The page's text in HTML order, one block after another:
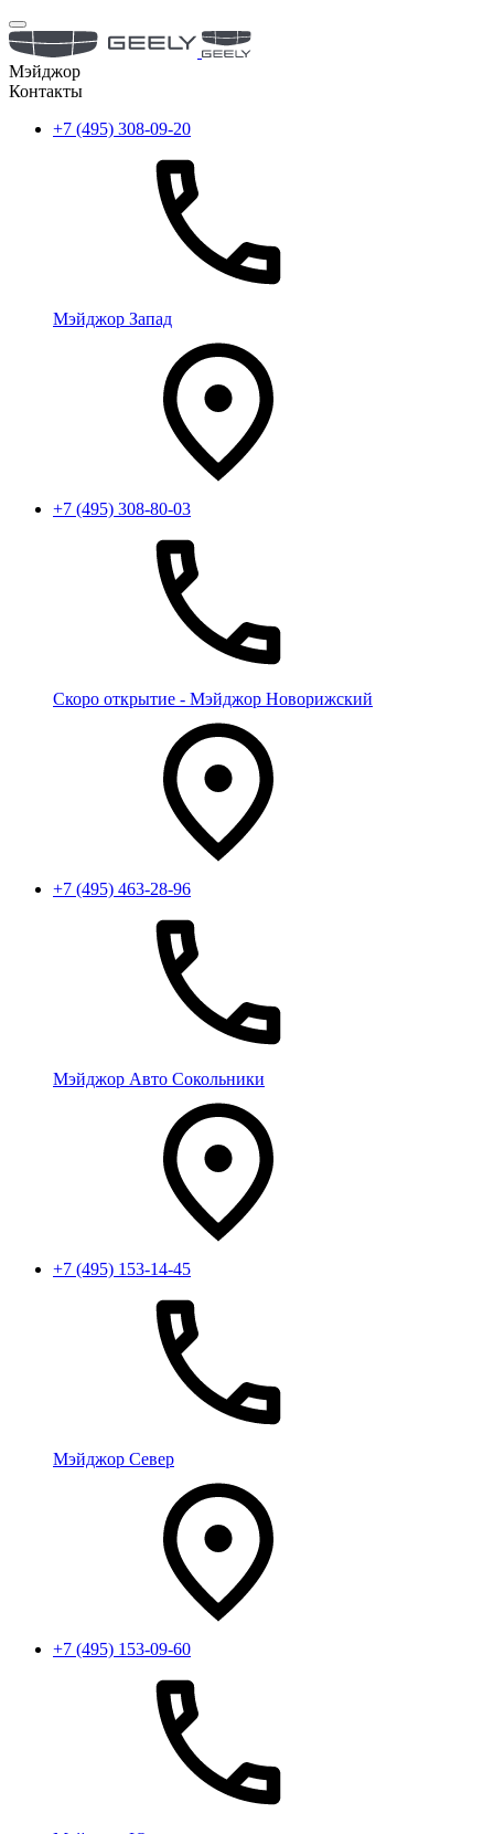
Мэйджор
Контакты
+7 (495) 308-09-20
Мэйджор Запад
+7 (495) 308-80-03
Скоро открытие - Мэйджор Новорижский
+7 (495) 463-28-96
Мэйджор Авто Сокольники
+7 (495) 153-14-45
Мэйджор Север
+7 (495) 153-09-60